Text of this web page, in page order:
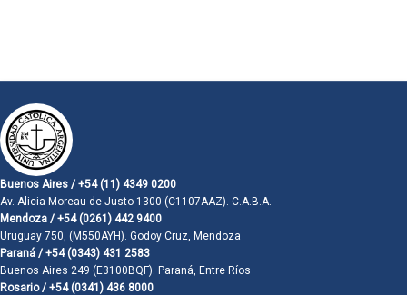
Buenos Aires / +54 (11) 4349 0200
Av. Alicia Moreau de Justo 1300 (C1107AAZ). C.A.B.A.
Mendoza / +54 (0261) 442 9400
Uruguay 750, (M550AYH). Godoy Cruz, Mendoza
Paraná / +54 (0343) 431 2583
Buenos Aires 249 (E3100BQF). Paraná, Entre Ríos
Rosario / +54 (0341) 436 8000